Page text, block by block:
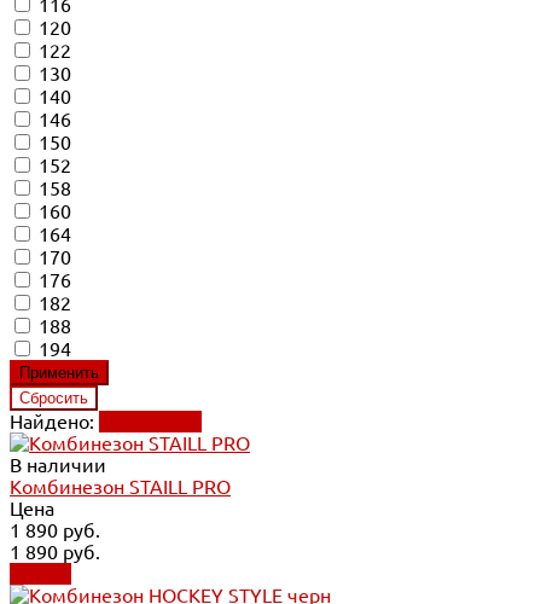
116
120
122
130
140
146
150
152
158
160
164
170
176
182
188
194
Найдено:
В наличии
Комбинезон STAILL PRO
Цена
1 890 руб.
1 890 руб.